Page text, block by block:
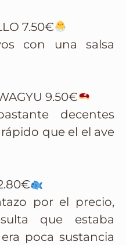
7.50€
con una salsa
9.50€
decentes
que el el ave
por el precio,
que estaba
poca sustancia